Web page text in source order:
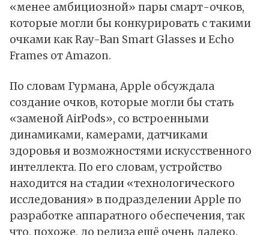
«менее амбициозной» пары смарт-очков,
которые могли бы конкурировать с такими
очками как Ray-Ban Smart Glasses и Echo
Frames от Amazon.
По словам Гурмана, Apple обсуждала
создание очков, которые могли бы стать
«заменой AirPods», со встроенными
динамиками, камерами, датчиками
здоровья и возможностями искусственного
интеллекта. По его словам, устройство
находится на стадии «технологического
исследования» в подразделении Apple по
разработке аппаратного обеспечения, так
что, похоже, до релиза ещё очень далеко.